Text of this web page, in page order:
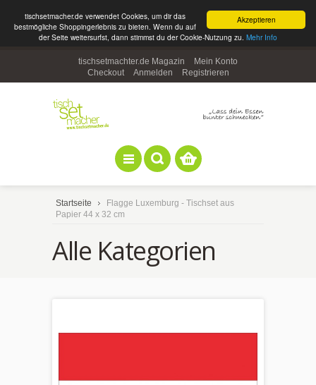
Akzeptieren
tischsetmacher.de verwendet Cookies, um dir das
bestmögliche Shoppingerlebnis zu bieten. Wenn du auf
der Seite weitersurfst, dann stimmst du der Cookie-Nutzung zu. Mehr Info
tischsetmachter.de Magazin
Mein Konto
Checkout
Anmelden Registrieren
Startseite
Flagge Luxemburg - Tischset aus
Papier 44 x 32 cm
Alle Kategorien